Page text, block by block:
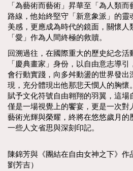
「為藝術而藝術」昇華至「為人類
路線，他始終堅守「新意象派」的靈
美感，更應成為時代的鏡面，關懷人
「愛」作為人間終極的救贖。
回溯過往，在國際重大的歷史紀念活
「慶典畫家」身份，以自由意志導
會行動實踐，向多舛動盪的世界發出
現，充分體現出他那悲天憫人的胸懷
賦予文化符號自由翱翔的羽翼，這場
僅是一場視覺上的饗宴，更是一次對
藝術光輝與榮耀，終將在悠悠歲月的
一些人文省思與深刻印記。
陳錦芳與《團結在自由女神之下》作
劉芳吉）